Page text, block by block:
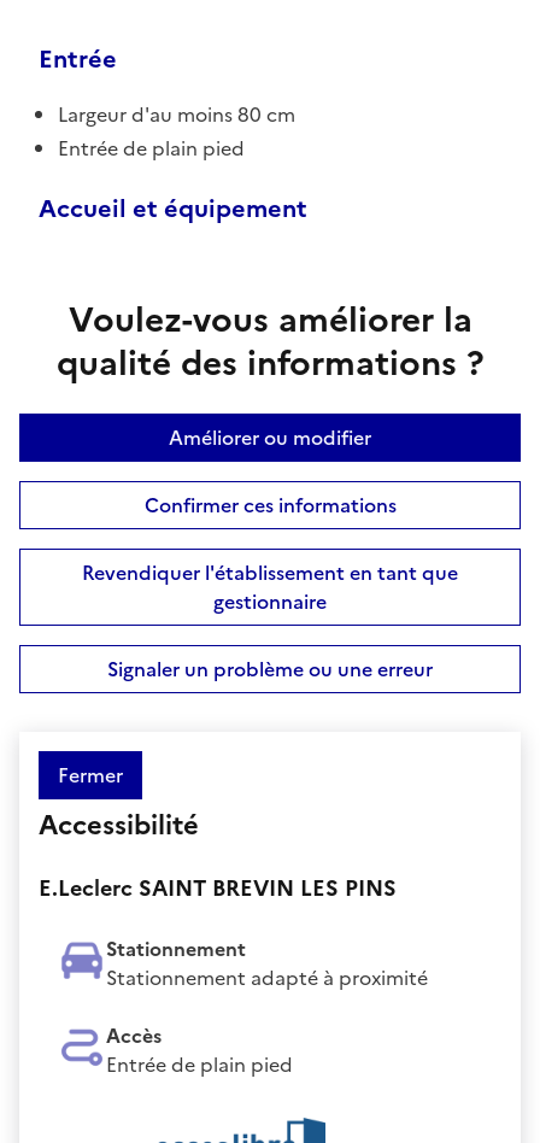
Entrée
Largeur d'au moins 80 cm
Entrée de plain pied
Accueil et équipement
Voulez-vous améliorer la
qualité des informations ?
Améliorer ou modifier
Confirmer ces informations
Revendiquer l'établissement en tant que
gestionnaire
Signaler un problème ou une erreur
Fermer
Accessibilité
E.Leclerc SAINT BREVIN LES PINS
Stationnement
Stationnement adapté à proximité
Accès
Entrée de plain pied